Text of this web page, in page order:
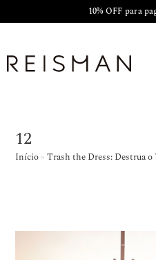
10% OFF para
12
Início »Trash the Dress: Destrua